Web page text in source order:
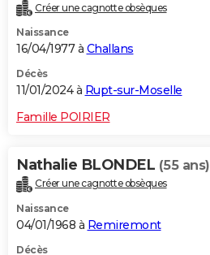
Créer une cagnotte obsèques
Naissance
16/04/1977 à Challans
Décès
11/01/2024 à Rupt-sur-Moselle
Famille POIRIER
Nathalie BLONDEL (55 ans)
Créer une cagnotte obsèques
Naissance
04/01/1968 à Remiremont
Décès